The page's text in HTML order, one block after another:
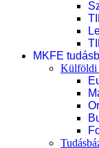
MKFE
Külföldi